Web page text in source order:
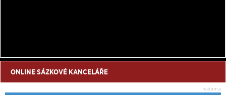
ONLINE SÁZKOVÉ KANCELÁŘE